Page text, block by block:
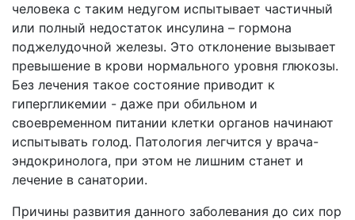
человека с таким недугом испытывает частичный
или полный недостаток инсулина – гормона
поджелудочной железы. Это отклонение вызывает
превышение в крови нормального уровня глюкозы.
Без лечения такое состояние приводит к
гипергликемии - даже при обильном и
своевременном питании клетки органов начинают
испытывать голод. Патология легчится у врача-
эндокринолога, при этом не лишним станет и
лечение в санатории.
Причины развития данного заболевания до сих пор